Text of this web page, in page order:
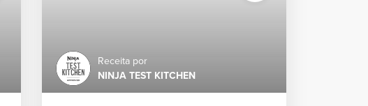
Receita por
NINJA TEST KITCHEN